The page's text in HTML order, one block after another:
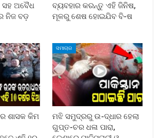
ଅବୈଧ
ନିଜ ବଡ଼
ବ୍ୟବହାର କରନ୍ତୁ ଏହି ଜିନିଷ,
ମୂଳରୁ ଶେଷ ହୋଇଯିବ ବି-ଷ
ଶାସକ କିମ
ସମାଚାର
ମଝି ସମୁଦ୍ରରୁ ଉ-ଦ୍ଧାର ହେଲା
ଗୁପ୍ତ-ଚର ଧଳା ପାରା,